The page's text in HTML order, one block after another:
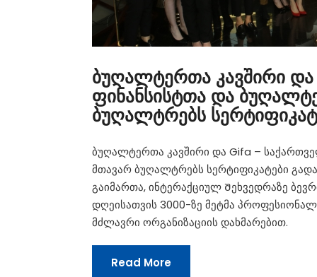
ბუღალტერთა კავშირი
ფინანსისტთა და
ბუღალტრებს
ბუღალტერთა კავშირი და Gifa –
მთავარ ბუღალტრებს სერტიფიკატები
გაიმართა, ინტერაქციულ Შეხვედრაზე
დღეისათვის 3000-ზე მეტმა
მძლავრი ორგანიზაციის დახმარებით.
Read More